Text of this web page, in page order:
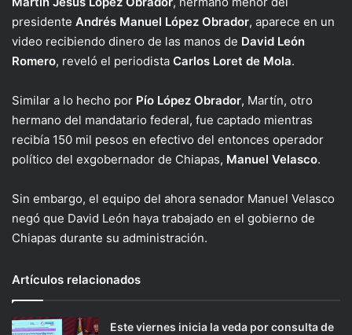
presidente Andrés Manuel López Obrador, aparece en un
video recibiendo dinero de las manos de David León
Romero, reveló el periodista Carlos Loret de Mola.
Similar a lo hecho por Pío López Obrador, Martín, otro
hermano del mandatario federal, fue captado mientras
recibía 150 mil pesos en efectivo del entonces operador
político del exgobernador de Chiapas, Manuel Velasco.
Sin embargo, el equipo del ahora senador Manuel Velasco
negó que David León haya trabajado en el gobierno de
Chiapas durante su administración.
Artículos relacionados
Este viernes inicia la veda por consulta de